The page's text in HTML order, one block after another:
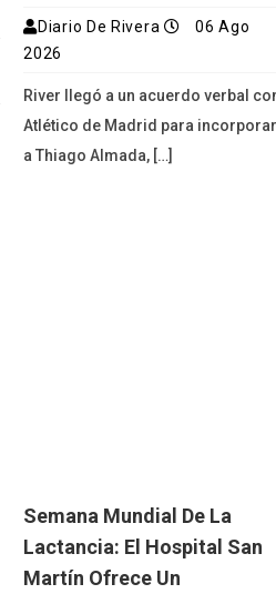
Diario De Rivera
06 Ago
2026
River llegó a un acuerdo verbal
Atlético de Madrid para incorporar
a Thiago Almada, […]
Semana Mundial De La
Lactancia: El Hospital San
Martín Ofrece Un